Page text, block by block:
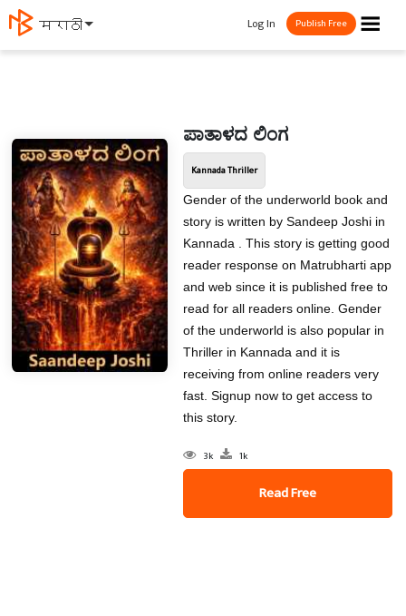
मराठी ☰
Log In Publish Free
ಪಾತಾಳದ ಲಿಂಗ
Kannada Thriller
Gender of the underworld book and
story is written by Sandeep Joshi in
Kannada . This story is getting good
reader response on Matrubharti app
and web since it is published free to
read for all readers online. Gender
of the underworld is also popular in
Thriller in Kannada and it is
receiving from online readers very
fast. Signup now to get access to
this story.
3k 1k
Read Free